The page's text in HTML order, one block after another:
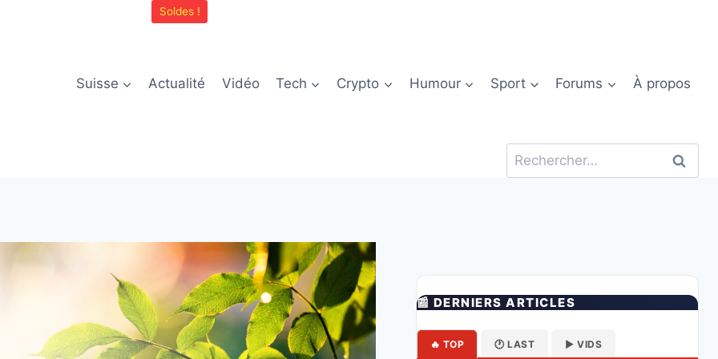
Soldes !
Suisse Actualité Vidéo Tech Crypto Humour Sport Forums À propos
Rechercher :
📰 DERNIERS ARTICLES
🔥 TOP 🕐 LAST ▶️ VIDS